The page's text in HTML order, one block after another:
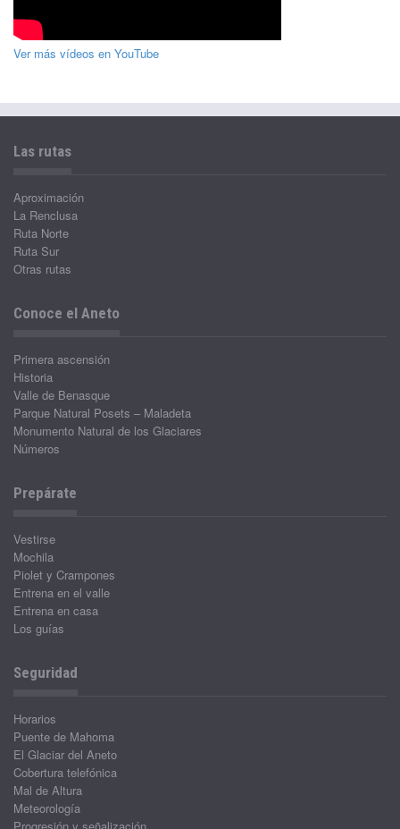
Ver más vídeos en YouTube
Las rutas
Aproximación
La Renclusa
Ruta Norte
Ruta Sur
Otras rutas
Conoce el Aneto
Primera ascensión
Historia
Valle de Benasque
Parque Natural Posets – Maladeta
Monumento Natural de los Glaciares
Números
Prepárate
Vestirse
Mochila
Piolet y Crampones
Entrena en el valle
Entrena en casa
Los guías
Seguridad
Horarios
Puente de Mahoma
El Glaciar del Aneto
Cobertura telefónica
Mal de Altura
Meteorología